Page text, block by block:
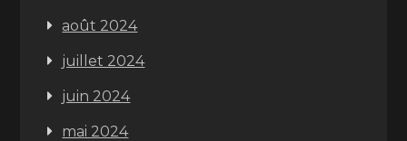
août 2024
juillet 2024
juin 2024
mai 2024